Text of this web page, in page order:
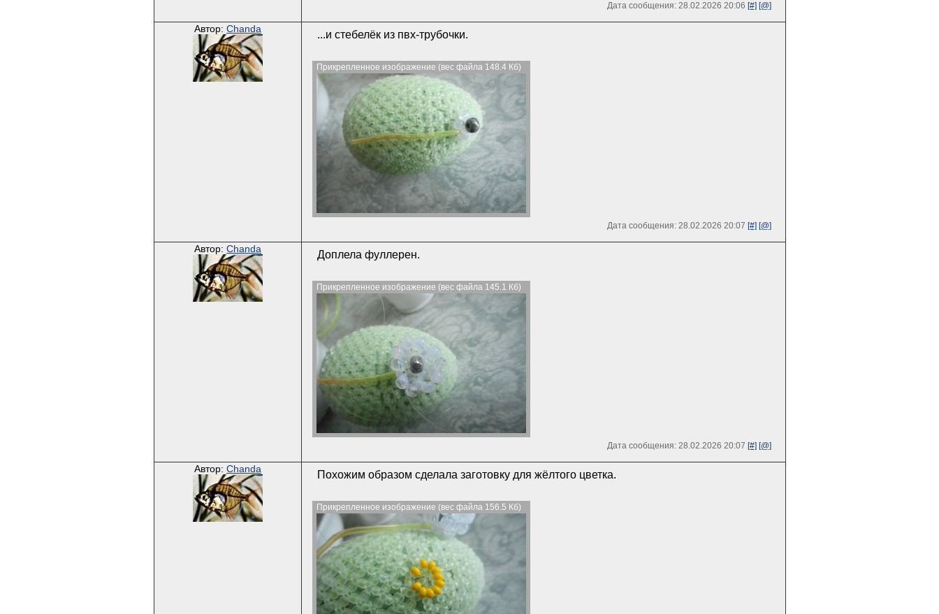
Дата сообщения: 28.02.2026 20:06 [#] [@]
Автор: Chanda ...и стебелёк из пвх-трубочки.
Прикрепленное изображение (вес файла 148.4 Кб)
Дата сообщения: 28.02.2026 20:07 [#] [@]
Автор: Chanda Доплела фуллерен.
Прикрепленное изображение (вес файла 145.1 Кб)
Дата сообщения: 28.02.2026 20:07 [#] [@]
Автор: Chanda Похожим образом сделала заготовку для жёлтого цветка.
Прикрепленное изображение (вес файла 156.5 Кб)